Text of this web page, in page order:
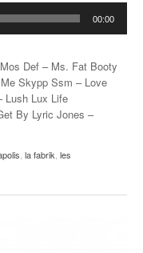
00:00
Def – Ms. Fat Booty
Skypp Ssm – Love
Lush Lux Life
By Lyric Jones –
la fabrik les